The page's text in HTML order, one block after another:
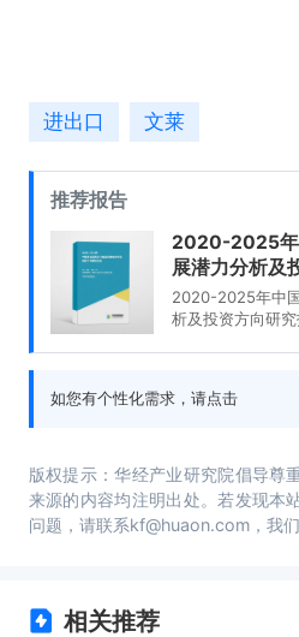
进出口 文莱
推荐报告
2020-2025年
展潜力分析及
2020-2025年中
析及投资方向研
易行业投资风险
国进出口贸易行
如您有个性化需求，请点击
版权提示：华经产业研究院倡导尊
来源的内容均注明出处。若发现本
问题，请联系kf@huaon.com，我们
相关推荐